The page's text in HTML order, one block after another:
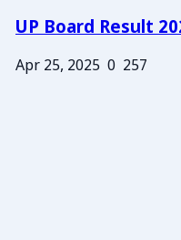
UP Board Result
Apr 25, 2025 0 257